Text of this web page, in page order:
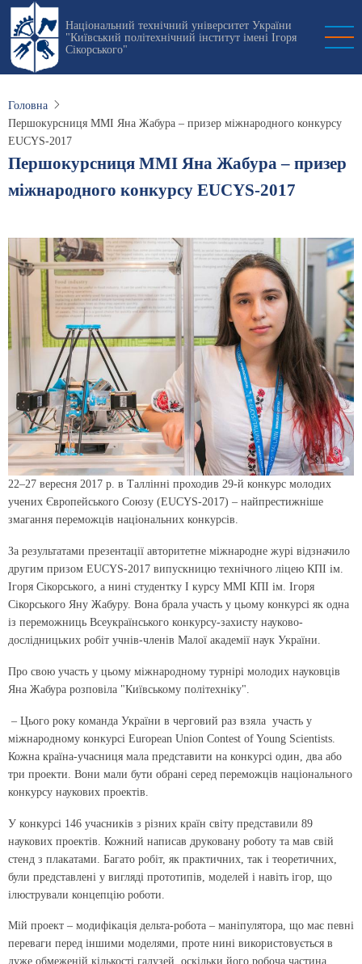
Перейти
основного
вмісту
Національний технічний університет України
"Київський політехнічний інститут імені Ігоря
Сікорського"
Головна
Першокурсниця ММІ Яна Жабура – призер міжнародного конкурсу
EUCYS-2017
Першокурсниця ММІ Яна Жабура – призер
міжнародного конкурсу EUCYS-2017
22–27 вересня 2017 р. в Таллінні проходив 29-й конкурс молодих
учених Європейського Союзу (EUCYS-2017) – найпрестижніше
змагання переможців національних конкурсів.
За результатами презентації авторитетне міжнародне журі відзначило
другим призом EUCYS-2017 випускницю технічного ліцею КПІ ім.
Ігоря Сікорського, а нині студентку І курсу ММІ КПІ ім. Ігоря
Сікорського Яну Жабуру. Вона брала участь у цьому конкурсі як одна
із переможниць Всеукраїнського конкурсу-захисту науково-
дослідницьких робіт учнів-членів Малої академії наук України.
Про свою участь у цьому міжнародному турнірі молодих науковців
Яна Жабура розповіла "Київському політехніку".
– Цього року команда України в черговий раз взяла участь у
міжнародному конкурсі European Union Contest of Young Scientists.
Кожна країна-учасниця мала представити на конкурсі один, два або
три проекти. Вони мали бути обрані серед переможців національного
конкурсу наукових проектів.
У конкурсі 146 учасників з різних країн світу представили 89
наукових проектів. Кожний написав друковану роботу та мав свій
стенд з плакатами. Багато робіт, як практичних, так і теоретичних,
були представлені у вигляді прототипів, моделей і навіть ігор, що
ілюстрували концепцію роботи.
Мій проект – модифікація дельта-робота – маніпулятора, що має певні
переваги перед іншими моделями, проте нині використовується в
дуже обмеженій кількості галузей, оскільки його робоча частина